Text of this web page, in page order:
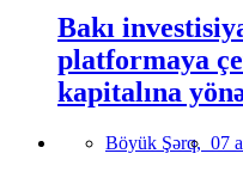
Bakı
platformaya
kapitalına
Böyük Şərq, 07